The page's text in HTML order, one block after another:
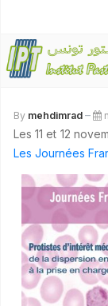
By mehdimrad
Les 11 et 12
Les Journées